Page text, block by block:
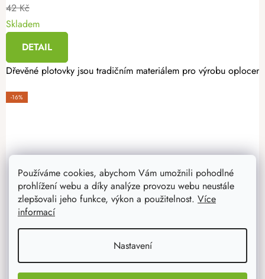
Používáme cookies, abychom Vám umožnili pohodlné
prohlížení webu a díky analýze provozu webu neustále
zlepšovali jeho funkce, výkon a použitelnost. Více
informací
Nastavení
42 Kč
Skladem
DETAIL
Dřevěné plotovky jsou tradičním materiálem pro výrobu
-16%